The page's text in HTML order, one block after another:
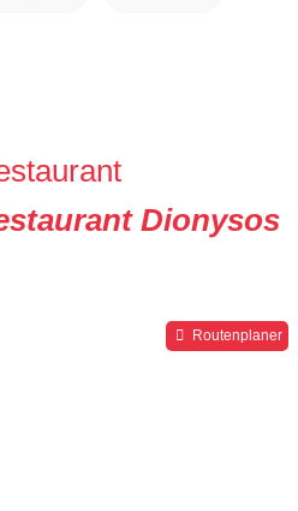
Dionysos
Routenplaner